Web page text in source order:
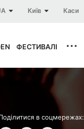
Каси
Київ
ФЕСТИВАЛІ ...
в соцмережах: